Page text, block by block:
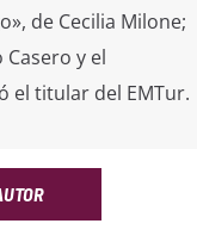
de Cecilia Milone;
Casero y el
el titular del EMTur.